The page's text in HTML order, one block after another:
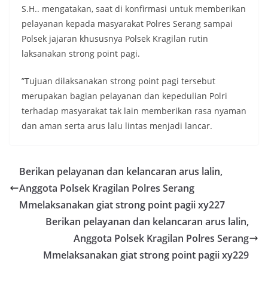
S.H.. mengatakan, saat di konfirmasi untuk memberikan
pelayanan kepada masyarakat Polres Serang sampai
Polsek jajaran khususnya Polsek Kragilan rutin
laksanakan strong point pagi.
”Tujuan dilaksanakan strong point pagi tersebut
merupakan bagian pelayanan dan kepedulian Polri
terhadap masyarakat tak lain memberikan rasa nyaman
dan aman serta arus lalu lintas menjadi lancar.
Berikan pelayanan dan kelancaran arus lalin,
Anggota Polsek Kragilan Polres Serang
Mmelaksanakan giat strong point pagii xy227
Berikan pelayanan dan kelancaran arus lalin,
Anggota Polsek Kragilan Polres Serang
Mmelaksanakan giat strong point pagii xy229